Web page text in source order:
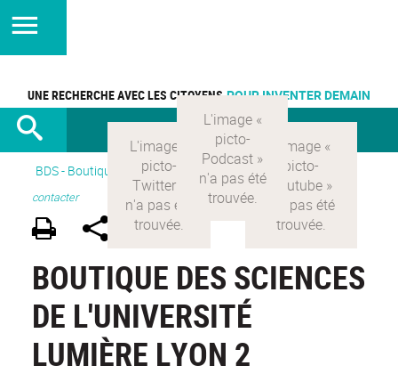
UNE RECHERCHE AVEC LES CITOYENS POUR INVENTER DEMAIN
BDS - Boutique des sciences Version Française>Nous
contacter
BOUTIQUE DES SCIENCES
DE L'UNIVERSITÉ
LUMIÈRE LYON 2